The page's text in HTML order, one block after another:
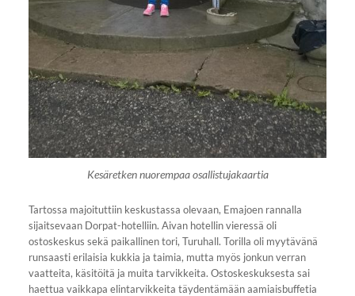
Kesäretken nuorempaa osallistujakaartia
Tartossa majoituttiin keskustassa olevaan, Emajoen rannalla
sijaitsevaan Dorpat-hotelliin. Aivan hotellin vieressä oli
ostoskeskus sekä paikallinen tori, Turuhall. Torilla oli myytävänä
runsaasti erilaisia kukkia ja taimia, mutta myös jonkun verran
vaatteita, käsitöitä ja muita tarvikkeita. Ostoskeskuksesta sai
haettua vaikkapa elintarvikkeita täydentämään aamiaisbuffetia